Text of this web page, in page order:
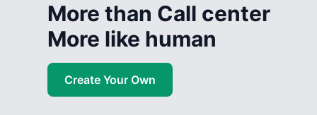
More than Call center
More like human
Create Your Own